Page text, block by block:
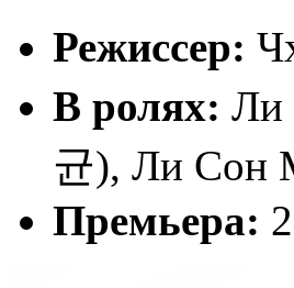
Режиссер:
В ролях: Ли
균), Ли Сон
Премьера: